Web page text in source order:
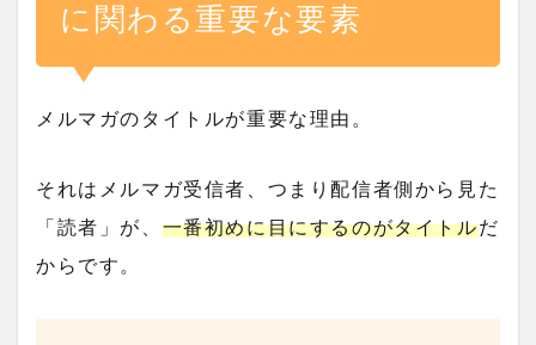
に関わる重要な要素
メルマガのタイトルが重要な理由。
それはメルマガ受信者、つまり配信者側から見た
「読者」が、 一番初めに目にするのがタイトルだ
からです。